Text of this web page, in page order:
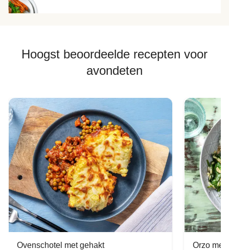
Hoogst beoordeelde recepten voor
avondeten
Ovenschotel met gehakt Orzo met